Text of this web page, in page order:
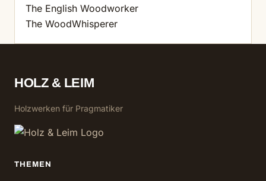
The English Woodworker
The WoodWhisperer
HOLZ & LEIM
Holzwerken für Pragmatiker
THEMEN